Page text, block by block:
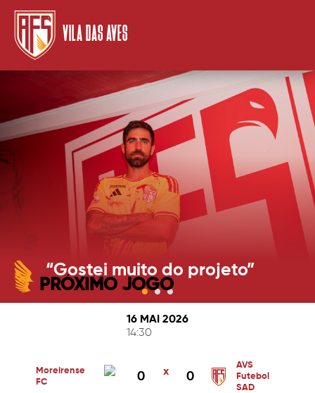
VILA DAS AVES
“Gostei muito do projeto”
PRÓXIMO JOGO
16 MAI 2026
14:30
Moreirense
FC
0 x 0
AVS
Futebol
SAD